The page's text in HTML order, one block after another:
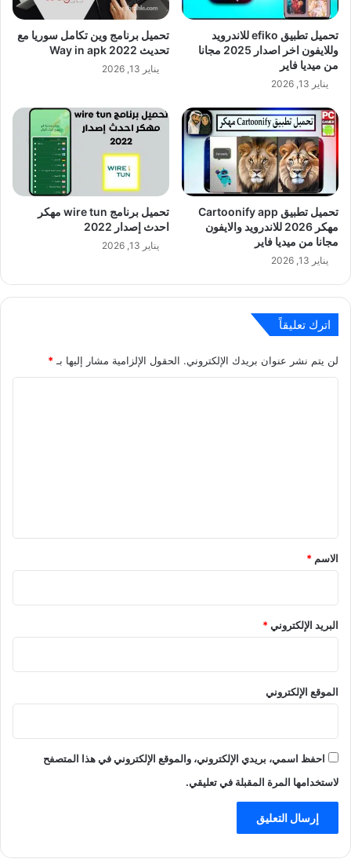
تحميل تطبيق efiko للاندرويد
وللايفون اخر اصدار 2025 مجانا
من ميديا فاير
يناير 13, 2026
تحميل برنامج وين تكامل سوريا مع
تحديث Way in apk 2022
يناير 13, 2026
تحميل تطبيق Cartoonify app
مهكر 2026 للاندرويد والايفون
مجانا من ميديا فاير
يناير 13, 2026
تحميل برنامج wire tun مهكر
احدث إصدار 2022
يناير 13, 2026
اترك تعليقاً
لن يتم نشر عنوان بريدك الإلكتروني. الحقول الإلزامية مشار إليها بـ *
*
الاسم *
البريد الإلكتروني*
الموقع الإلكتروني
احفظ اسمي، بريدي الإلكتروني، والموقع الإلكتروني في هذا المتصفح
لاستخدامها المرة المقبلة في تعليقي.